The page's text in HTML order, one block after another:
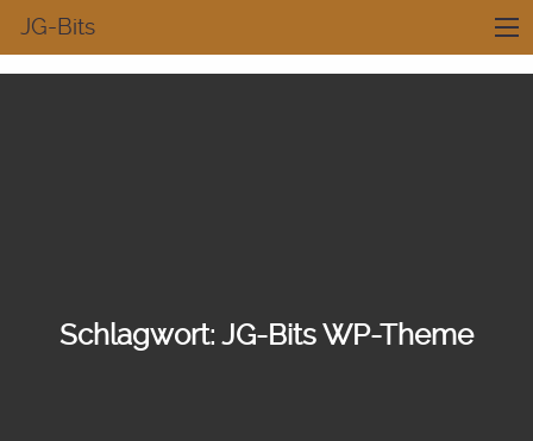
JG-Bits
Schlagwort: JG-Bits WP-Theme